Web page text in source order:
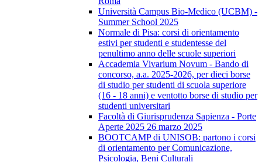
Università Campus Bio-Medico (UCBM) -
Summer School 2025
Normale di Pisa: corsi di orientamento
estivi per studenti e studentesse del
penultimo anno delle scuole superiori
Accademia Vivarium Novum - Bando di
concorso, a.a. 2025-2026, per dieci borse
di studio per studenti di scuola superiore
(16 - 18 anni) e ventotto borse di studio per
studenti universitari
Facoltà di Giurisprudenza Sapienza - Porte
Aperte 2025 26 marzo 2025
BOOTCAMP di UNISOB: partono i corsi
di orientamento per Comunicazione,
Psicologia, Beni Culturali